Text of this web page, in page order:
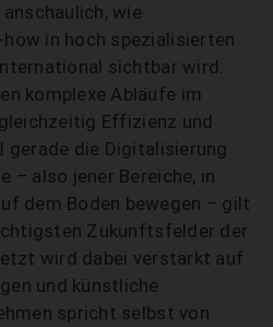
wie
in hoch spezialisierten
sichtbar wird:
komplexe Abläufe im
Effizienz und
gerade die Digitalisierung
– also jener Bereiche, in
dem Boden bewegen – gilt
Zukunftsfelder der
wird dabei verstärkt auf
und künstliche
spricht selbst von